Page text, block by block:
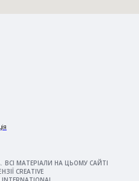
МАТЕРІАЛИ НА ЦЬОМУ САЙТІ
CREATIVE